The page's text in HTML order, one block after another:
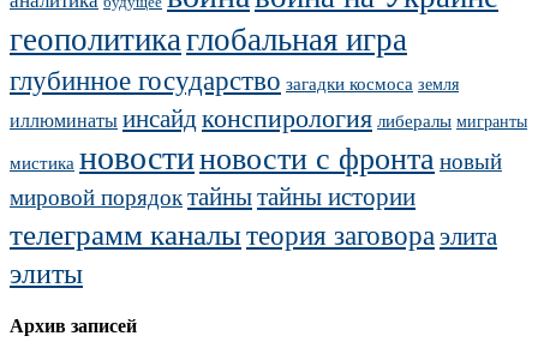
геополитикаглобальная игра
глубинное государство загадки космоса земля
иллюминатыинсайдконспирология либералы мигранты
мистика новостиновости с фронта новый
мировой порядоктайнытайны истории
телеграмм каналытеория заговораэлита
элиты
Архив записей